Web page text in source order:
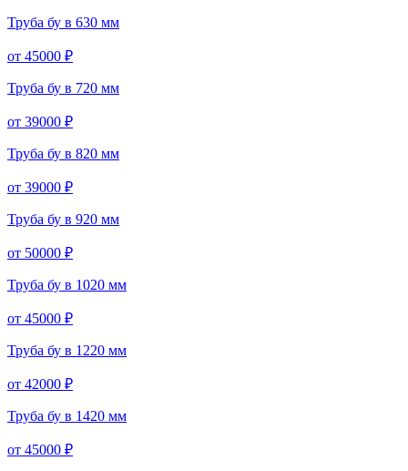
Труба бу в 630 мм
от 45000 ₽
Труба бу в 720 мм
от 39000 ₽
Труба бу в 820 мм
от 39000 ₽
Труба бу в 920 мм
от 50000 ₽
Труба бу в 1020 мм
от 45000 ₽
Труба бу в 1220 мм
от 42000 ₽
Труба бу в 1420 мм
от 45000 ₽